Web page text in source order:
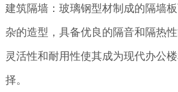
建筑隔墙：玻璃钢型材制成的隔墙
杂的造型，具备优良的隔音和隔热
灵活性和耐用性使其成为现代办公
择。